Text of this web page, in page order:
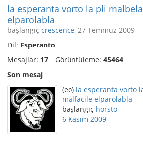
la esperanta vorto la pli
elparolabla
başlangıç crescence, 27 Temmuz 2009
Dil: Esperanto
Mesajlar: 17 Görüntüleme: 45464
Son mesaj
(eo) la esperanta vorto
malfacile elparolabla
başlangıç horsto
6 Kasım 2009